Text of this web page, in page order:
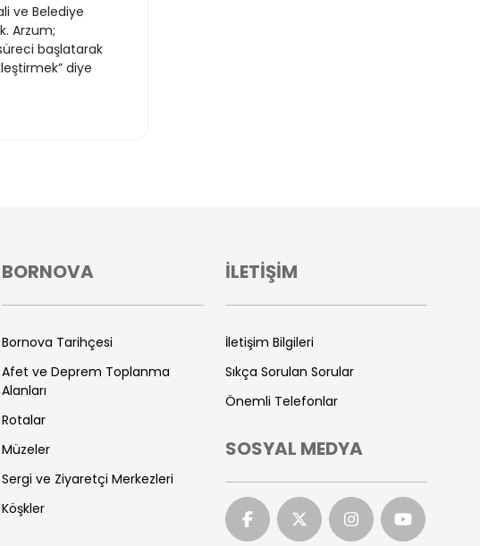
ve Belediye
Arzum;
başlatarak
diye
BORNOVA
Bornova Tarihçesi
Afet ve Deprem Toplanma
Alanları
Rotalar
Müzeler
Sergi ve Ziyaretçi Merkezleri
Köşkler
İLETİŞİM
İletişim Bilgileri
Sıkça Sorulan Sorular
Önemli Telefonlar
SOSYAL MEDYA